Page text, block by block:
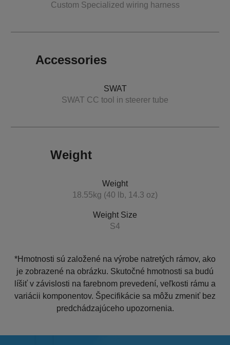
Custom Specialized wiring harness
Accessories
SWAT
SWAT CC tool in steerer tube
Weight
Weight
18.55kg (40 lb, 14.3 oz)
Weight Size
S4
*Hmotnosti sú založené na výrobe natretých rámov, ako
je zobrazené na obrázku. Skutočné hmotnosti sa budú
líšiť v závislosti na farebnom prevedení, veľkosti rámu a
variácii komponentov. Špecifikácie sa môžu zmeniť bez
predchádzajúceho upozornenia.